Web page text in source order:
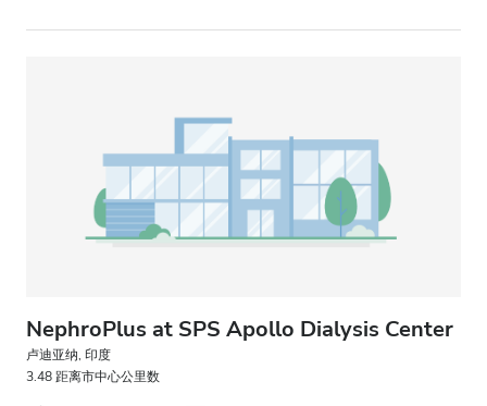
乙型肝炎患者
丙型肝炎患者
GHIC
NephroPlus at SPS Apollo Dialysis Center
卢迪亚纳, 印度
3.48 距离市中心公里数